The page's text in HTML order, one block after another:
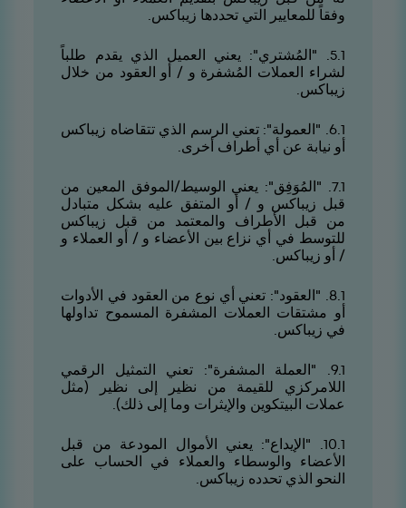
وفقاً للمعايير التي تحددها زيباكس.
1.5. "المُشتري": يعني العميل الذي يقدم طلباً
لشراء العملات المُشفرة و / أو العقود من خلال
زيباكس.
1.6. "العمولة": تعني الرسم الذي تتقاضاه زيباكس
أو نيابة عن أي أطراف أخرى.
1.7. "المُوَفِق": يعني الوسيط/الموفق المعين من
قبل زيباكس و / أو المتفق عليه بشكل متبادل
من قبل الأطراف والمعتمد من قبل زيباكس
للتوسط في أي نزاع بين الأعضاء و / أو العملاء و
/ أو زيباكس.
1.8. "العقود": تعني أي نوع من العقود في الأدوات
أو مشتقات العملات المشفرة المسموح تداولها
في زيباكس.
1.9. "العملة المشفرة": تعني التمثيل الرقمي
اللامركزي للقيمة من نظير إلى نظير (مثل
عملات البيتكوين والإيثرات وما إلى ذلك).
1.01. "الإيداع": يعني الأموال المودعة من قبل
الأعضاء والوسطاء والعملاء في الحساب على
النحو الذي تحدده زيباكس.